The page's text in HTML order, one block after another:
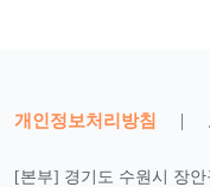
개인정보처리방침 |
[본부] 경기도 수원시 장